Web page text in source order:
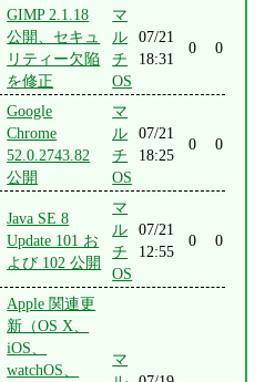
GIMP 2.1.18
公開、セキュ
リティー欠陥
を修正
マ
ル
チ
OS
07/21
18:31
0 0
Google
Chrome
52.0.2743.82
公開
マ
ル
チ
OS
07/21
18:25
0 0
Java SE 8
Update 101 お
よび 102 公開
マ
ル
チ
OS
07/21
12:55
0 0
Apple 関連更
新（OS X、
iOS、
watchOS、
マ